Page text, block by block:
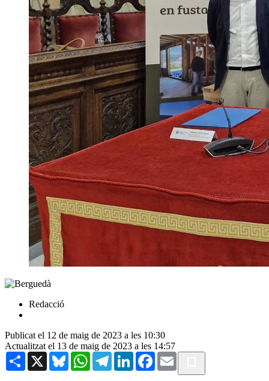
Redacció
Publicat el 12 de maig de 2023 a les 10:30
Actualitzat el 13 de maig de 2023 a les 14:57
Share X BlueskyWhatsAppTelegramLinkedInFacebook
Email